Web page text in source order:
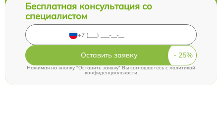
Бесплатная консультация со
специалистом
Оставить заявку
Нажимая на кнопку "Оставить заявку" Вы соглашаетесь cполитикой
конфиденциальности